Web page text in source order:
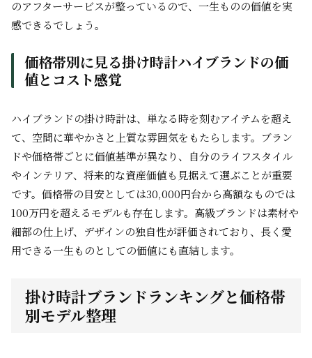
のアフターサービスが整っているので、一生ものの価値を実
感できるでしょう。
価格帯別に見る掛け時計ハイブランドの価
値とコスト感覚
ハイブランドの掛け時計は、単なる時を刻むアイテムを超え
て、空間に華やかさと上質な雰囲気をもたらします。ブラン
ドや価格帯ごとに価値基準が異なり、自分のライフスタイル
やインテリア、将来的な資産価値も見据えて選ぶことが重要
です。価格帯の目安としては30,000円台から高額なものでは
100万円を超えるモデルも存在します。高級ブランドは素材や
細部の仕上げ、デザインの独自性が評価されており、長く愛
用できる一生ものとしての価値にも直結します。
掛け時計ブランドランキングと価格帯
別モデル整理